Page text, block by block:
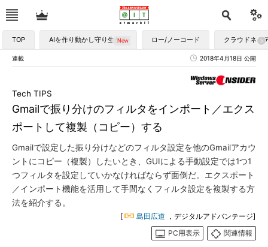
TOP AIを作り動かし守り生かす ロー/ノーコード クラウドネイ
連載 2018年4月18日 公開
Gmailで振り分けのフィルタをインポート／エクス
ポートして複製（コピー）する
Tech TIPS
Gmailで設定した振り分けなどのフィルタ設定を他のGmailアカウ
ントにコピー（複製）したいとき、GUIによる手動設定では1つ1
つフィルタを設定していかなければならず面倒だ。エクスポート
／インポート機能を活用して手間なくフィルタ設定を複製する方
法を紹介する。
[ 島田広道 ，デジタルアドバンテージ]
PC用表示
関連情報